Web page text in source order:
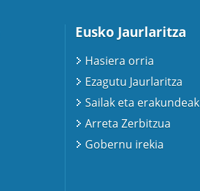
Eusko Jaurlaritza
Hasiera orria
Ezagutu Jaurlaritza
Sailak eta erakundeak
Arreta Zerbitzua
Gobernu irekia